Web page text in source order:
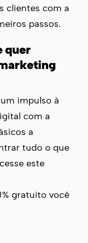
clientes com a
passos.
quer
impulso à
com a
a
tudo o que
este
gratuito você